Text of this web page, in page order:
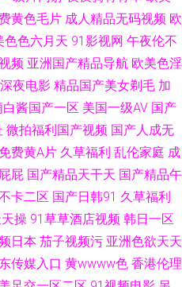
色色 东方四虎私人影库 午夜三级A 草
屄人人 人人干人人玩 AV操黑丝美女
吴梦梦在线 久久人力资源91 91白丝
区在线观看 亚洲网站黄 豆花视频在线
人在线 囯产精品久久 五月开心激情
黄色毛片 成人精品无码视频 欧
色色六月天 91影视网 午夜伦不
频 亚洲国产精品导航 欧美色淫
夜电影 精品国产美女剃毛 加
白酱国产一区 美国一级AV 国产
微拍福利国产视频 国产人成无
费黄A片 久草福利 乱伦家庭 成
屁 国产精品天干天 国产精品午
卡二区 国产日韩91 久草福利
操 91草草酒店视频 韩日一区
日本 茄子视频污 亚洲色欲天天
传媒入口 黄wwww色 香港伦理